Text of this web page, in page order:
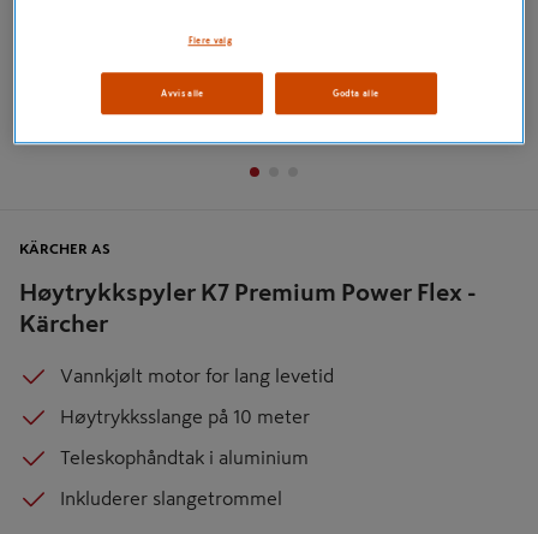
Høytrykkspyler K7 Premium Power Flex -
Kärcher
KÄRCHER AS
Vannkjølt motor for lang levetid
Høytrykksslange på 10 meter
Teleskophåndtak i aluminium
Inkluderer slangetrommel
Flere valg
Avvis alle Godta alle